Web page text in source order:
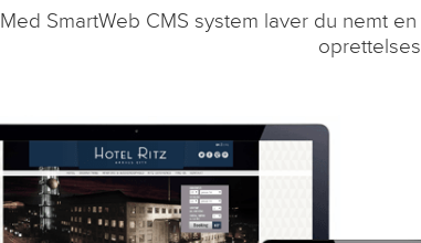
Med SmartWeb CMS system laver du nemt